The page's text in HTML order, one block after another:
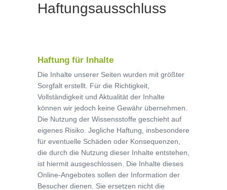
Haftungsausschluss
Haftung für Inhalte
Die Inhalte unserer Seiten wurden mit größter
Sorgfalt erstellt. Für die Richtigkeit,
Vollständigkeit und Aktualität der Inhalte
können wir jedoch keine Gewähr übernehmen.
Die Nutzung der Wissensstoffe geschieht auf
eigenes Risiko. Jegliche Haftung, insbesondere
für eventuelle Schäden oder Konsequenzen,
die durch die Nutzung dieser Inhalte entstehen,
ist hiermit ausgeschlossen. Die Inhalte dieses
Online-Angebotes sollen der Information der
Besucher dienen. Sie ersetzen nicht die